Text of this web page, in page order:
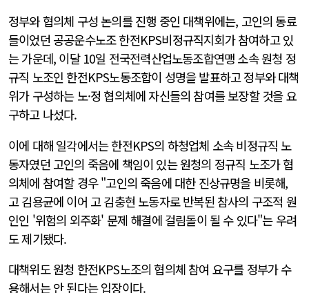
정부와 협의체 구성 논의를 진행 중인 대책위에는, 고인의 동료
들이었던 공공운수노조 한전KPS비정규직지회가 참여하고 있
는 가운데, 이달 10일 전국전력산업노동조합연맹 소속 원청 정
규직 노조인 한전KPS노동조합이 성명을 발표하고 정부와 대책
위가 구성하는 노·정 협의체에 자신들의 참여를 보장할 것을 요
구하고 나섰다.
이에 대해 일각에서는 한전KPS의 하청업체 소속 비정규직 노
동자였던 고인의 죽음에 책임이 있는 원청의 정규직 노조가 협
의체에 참여할 경우 "고인의 죽음에 대한 진상규명을 비롯해,
고 김용균에 이어 고 김충현 노동자로 반복된 참사의 구조적 원
인인 '위험의 외주화' 문제 해결에 걸림돌이 될 수 있다"는 우려
도 제기됐다.
대책위도 원청 한전KPS노조의 협의체 참여 요구를 정부가 수
용해서는 안 된다는 입장이다.